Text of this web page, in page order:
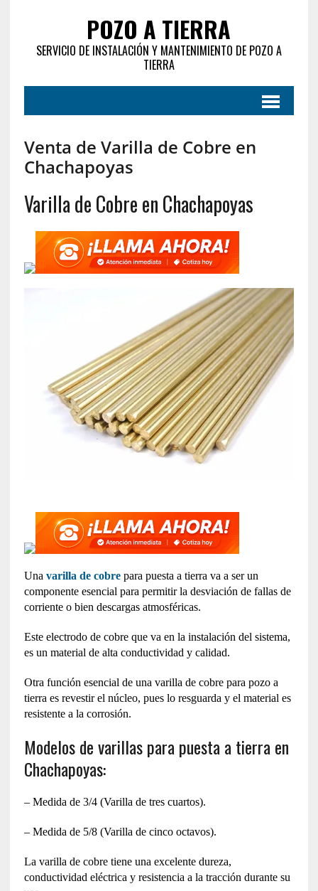
POZO A TIERRA
SERVICIO DE INSTALACIÓN Y MANTENIMIENTO DE POZO A
TIERRA
Venta de Varilla de Cobre en
Chachapoyas
Varilla de Cobre en Chachapoyas
Una varilla de cobrepara puesta a tierra va a ser un
componente esencial para permitir la desviación de fallas de
corriente o bien descargas atmosféricas.
Este electrodo de cobre que va en la instalación del sistema,
es un material de alta conductividad y calidad.
Otra función esencial de una varilla de cobre para pozo a
tierra es revestir el núcleo, pues lo resguarda y el material es
resistente a la corrosión.
Modelos de varillas para puesta a tierra en
Chachapoyas:
– Medida de 3/4 (Varilla de tres cuartos).
– Medida de 5/8 (Varilla de cinco octavos).
La varilla de cobre tiene una excelente dureza,
conductividad eléctrica y resistencia a la tracción durante su